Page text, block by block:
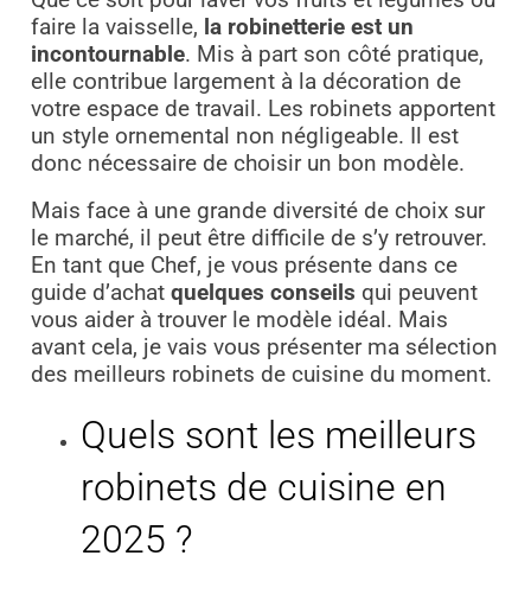
faire la vaisselle, la robinetterie est un
incontournable. Mis à part son côté pratique,
elle contribue largement à la décoration de
votre espace de travail. Les robinets apportent
un style ornemental non négligeable. Il est
donc nécessaire de choisir un bon modèle.
Mais face à une grande diversité de choix sur
le marché, il peut être difficile de s’y retrouver.
En tant que Chef, je vous présente dans ce
guide d’achat quelques conseils qui peuvent
vous aider à trouver le modèle idéal. Mais
avant cela, je vais vous présenter ma sélection
des meilleurs robinets de cuisine du moment.
Quels sont les meilleurs
robinets de cuisine en
2025 ?